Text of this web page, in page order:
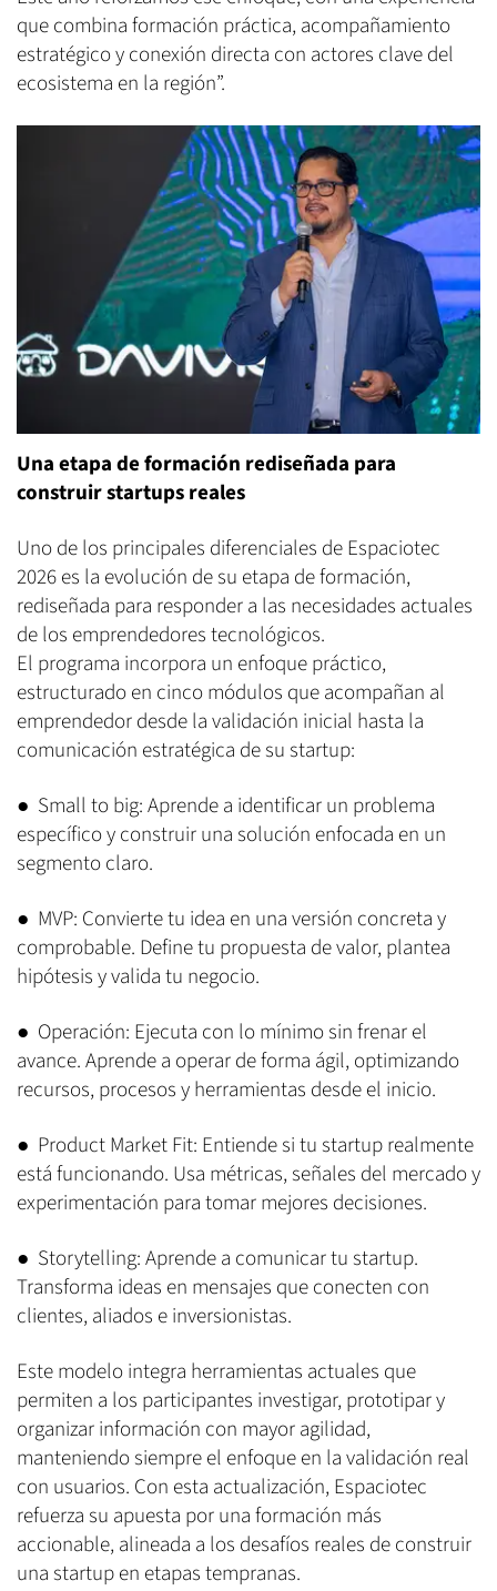
que combina formación práctica, acompañamiento
estratégico y conexión directa con actores clave del
ecosistema en la región”.
Una etapa de formación rediseñada para
construir startups reales
Uno de los principales diferenciales de Espaciotec
2026 es la evolución de su etapa de formación,
rediseñada para responder a las necesidades actuales
de los emprendedores tecnológicos.
El programa incorpora un enfoque práctico,
estructurado en cinco módulos que acompañan al
emprendedor desde la validación inicial hasta la
comunicación estratégica de su startup:
● Small to big: Aprende a identificar un problema
específico y construir una solución enfocada en un
segmento claro.
● MVP: Convierte tu idea en una versión concreta y
comprobable. Define tu propuesta de valor, plantea
hipótesis y valida tu negocio.
● Operación: Ejecuta con lo mínimo sin frenar el
avance. Aprende a operar de forma ágil, optimizando
recursos, procesos y herramientas desde el inicio.
● Product Market Fit: Entiende si tu startup realmente
está funcionando. Usa métricas, señales del mercado y
experimentación para tomar mejores decisiones.
● Storytelling: Aprende a comunicar tu startup.
Transforma ideas en mensajes que conecten con
clientes, aliados e inversionistas.
Este modelo integra herramientas actuales que
permiten a los participantes investigar, prototipar y
organizar información con mayor agilidad,
manteniendo siempre el enfoque en la validación real
con usuarios. Con esta actualización, Espaciotec
refuerza su apuesta por una formación más
accionable, alineada a los desafíos reales de construir
una startup en etapas tempranas.